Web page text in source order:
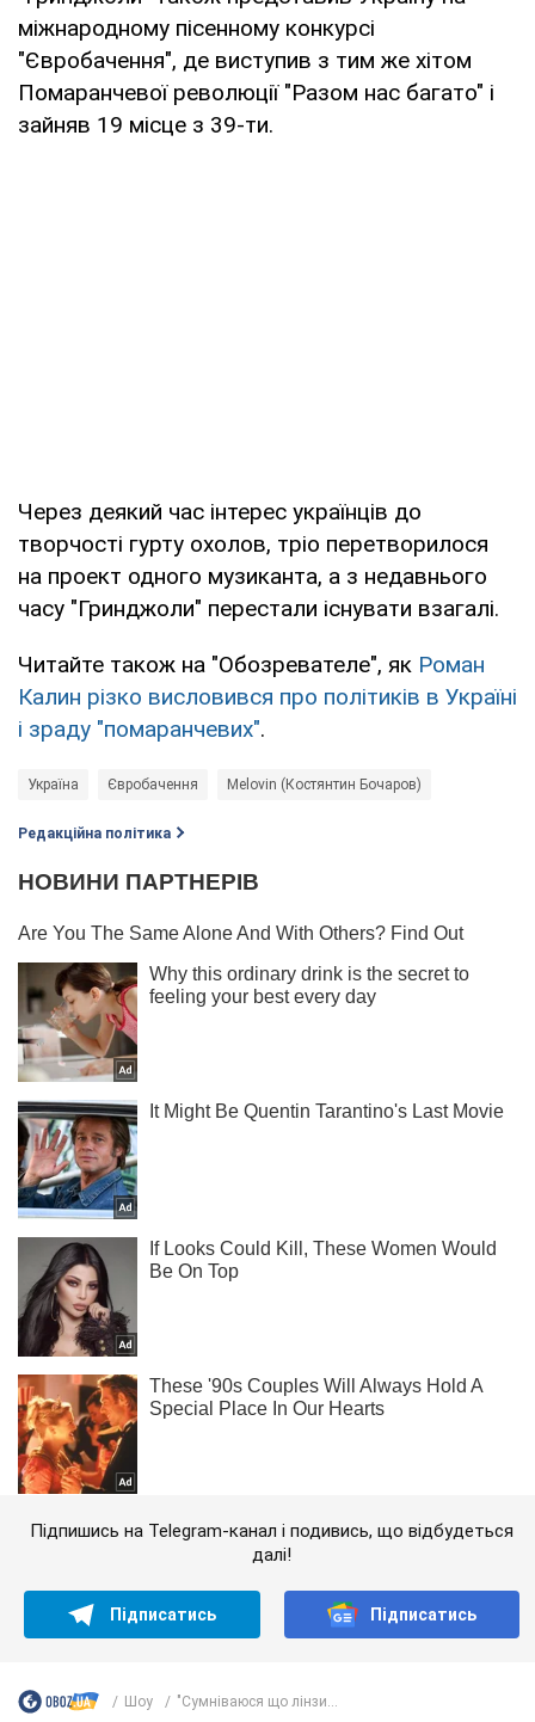
міжнародному пісенному конкурсі
"Євробачення", де виступив з тим же хітом
Помаранчевої революції "Разом нас багато" і
зайняв 19 місце з 39-ти.
Через деякий час інтерес українців до
творчості гурту охолов, тріо перетворилося
на проект одного музиканта, а з недавнього
часу "Гринджоли" перестали існувати взагалі.
Читайте також на "Обозревателе", як Роман
Калин різко висловився про політиків в Україні
і зраду "помаранчевих".
Україна Євробачення Melovin (Костянтин Бочаров)
Редакційна політика
Підпишись на Telegram-канал і подивись, що відбудеться
далі!
Підписатись Підписатись
Шоу "Сумніваюся що лінзи...